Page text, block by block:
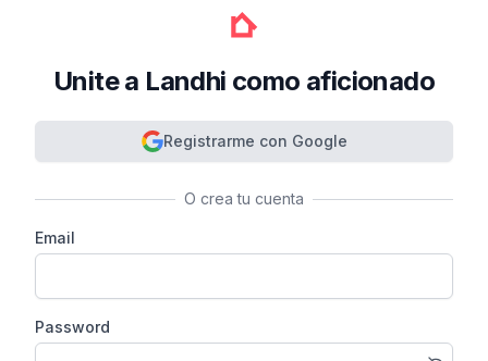
Unite a Landhi como aficionado
Registrarme con Google
O crea tu cuenta
Email
Password